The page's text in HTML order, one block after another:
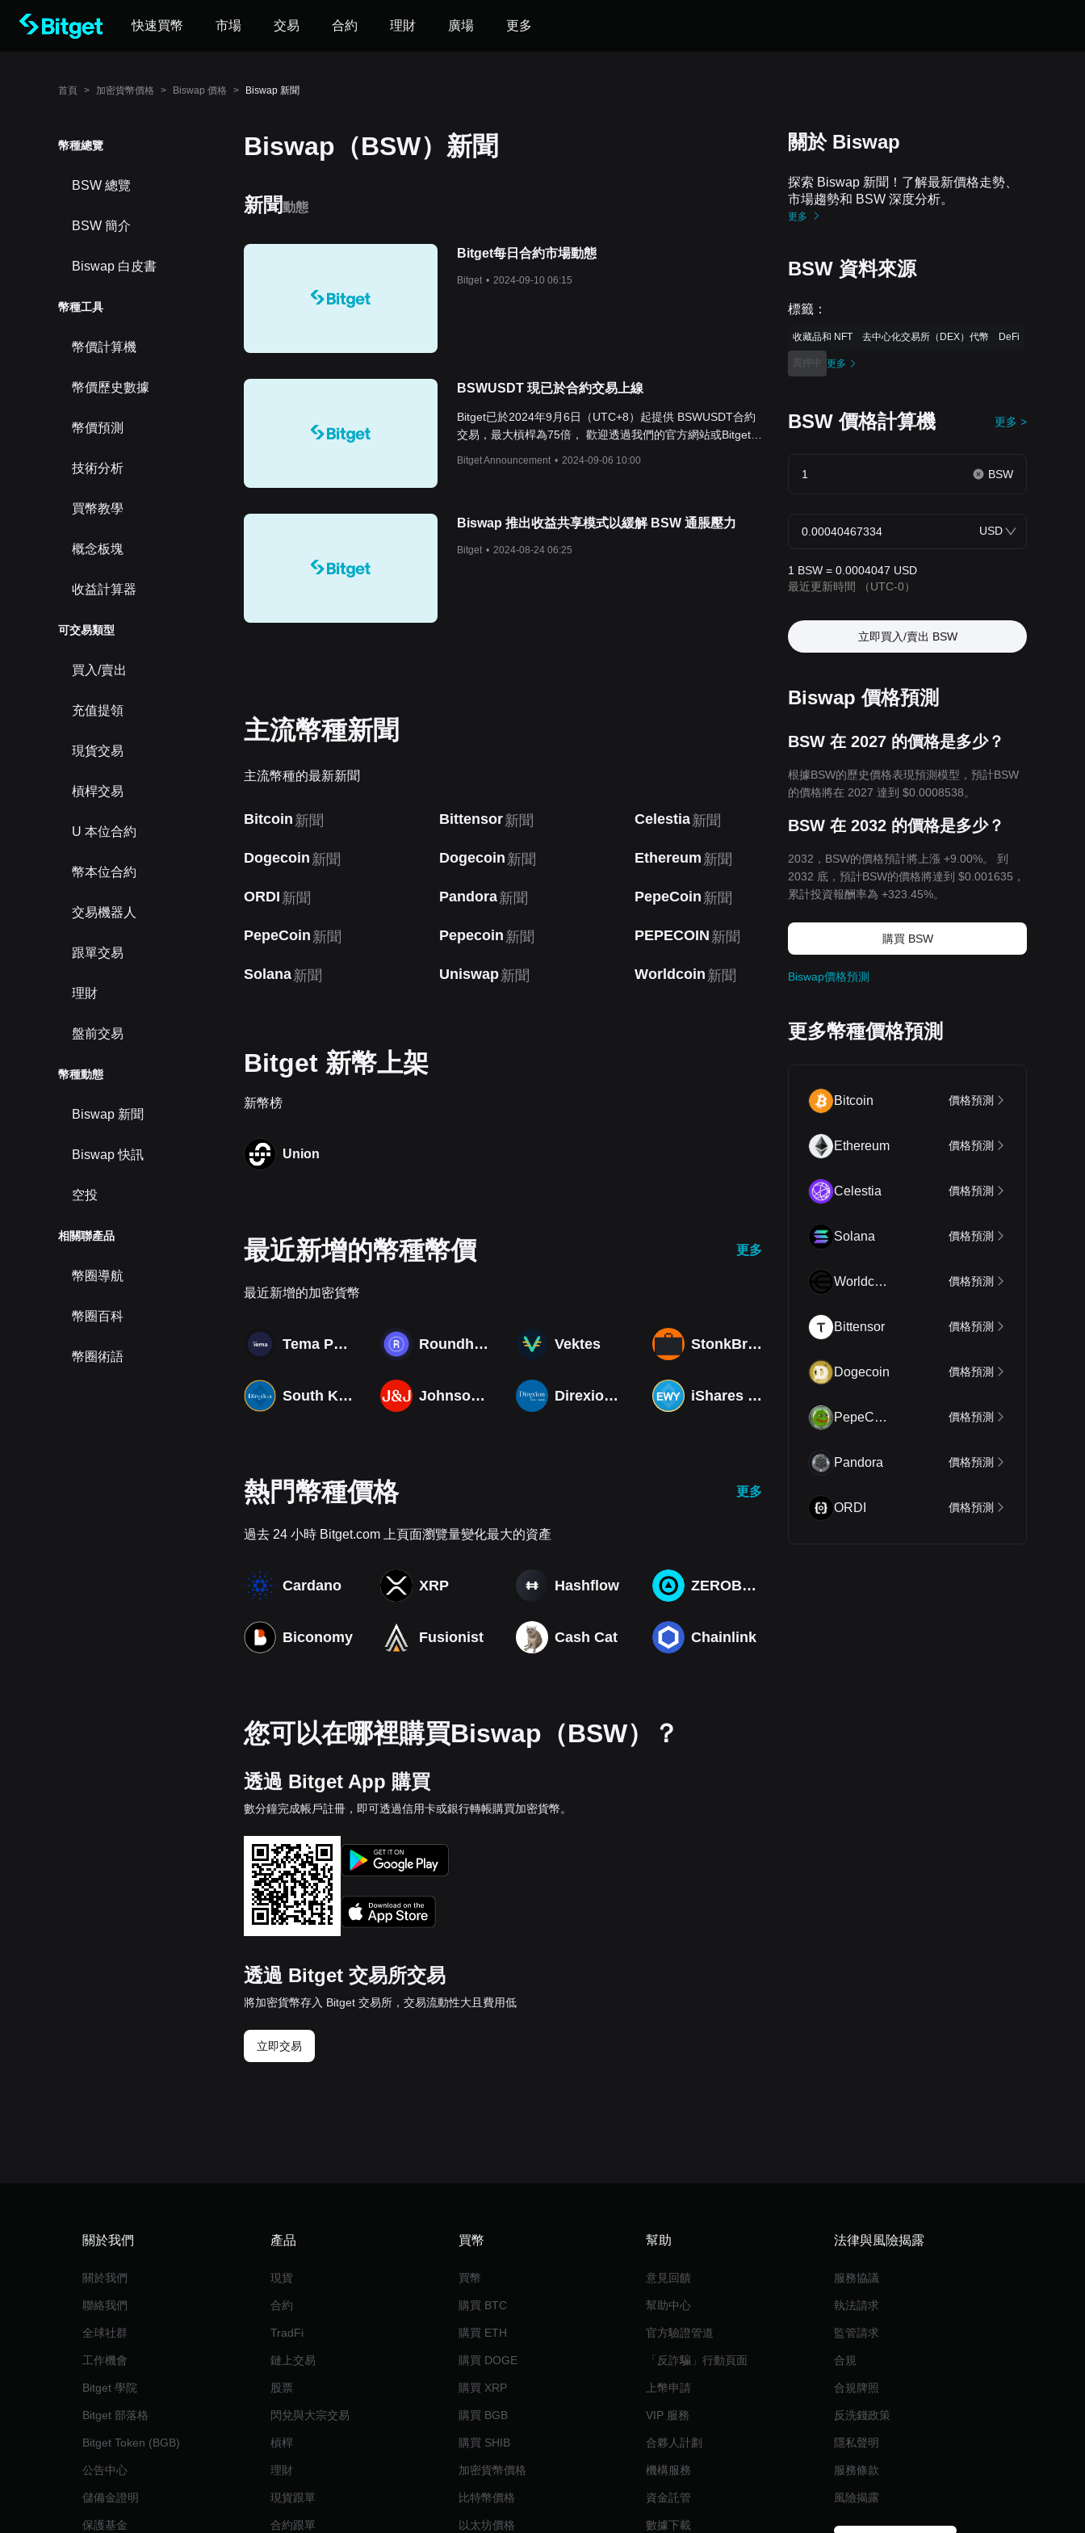
快速買幣 市場 交易 合約 理財 廣場 更多
首頁 > 加密貨幣價格 > Biswap 價格 > Biswap 新聞
幣種總覽
BSW 總覽
BSW 簡介
Biswap 白皮書
幣種工具
幣價計算機
幣價歷史數據
幣價預測
技術分析
買幣教學
概念板塊
收益計算器
可交易類型
買入/賣出
充值提領
現貨交易
槓桿交易
U 本位合約
幣本位合約
交易機器人
跟單交易
理財
盤前交易
幣種動態
Biswap 新聞
Biswap 快訊
空投
相關聯產品
幣圈導航
幣圈百科
幣圈術語
Biswap（BSW）新聞
新聞動態
Bitget每日合約市場動態
Bitget • 2024-09-10 06:15
BSWUSDT 現已於合約交易上線
Bitget已於2024年9月6日（UTC+8）起提供 BSWUSDT合約
交易，最大槓桿為75倍， 歡迎透過我們的官方網站或Bitget
況，Bitget 可能會調整包含最小變動價格、最高槓桿倍數、維
本位合約、幣本位合約和 USDC 合約。 合
Bitget Announcement • 2024-09-06 10:00
Biswap 推出收益共享模式以緩解 BSW 通脹壓力
Bitget • 2024-08-24 06:25
主流幣種新聞
主流幣種的最新新聞
Bitcoin 新聞 Bittensor新聞 Celestia新聞
Dogecoin 新聞 Dogecoin 新聞 Ethereum 新聞
ORDI 新聞 Pandora新聞 PepeCoin 新聞
PepeCoin 新聞 Pepecoin 新聞 PEPECOIN 新聞
Solana新聞 Uniswap新聞 Worldcoin 新聞
Bitget 新幣上架
新幣榜
Union
最近新增的幣種幣價 更多
最近新增的加密貨幣
Tema Photonics & Optical ETF Roundhill Photonics & Optics ETF Vektes StonkBroker
South Korea Bull 3X ETF Tokenized bStocks Johnson & Johnson (Derivatives) Direxion Daily MSCI South Korea Bull 3X ETF (Derivatives) iShares MSCI South Korea ETF Tokenized bStocks
熱門幣種價格 更多
過去 24 小時 Bitget.com 上頁面瀏覽量變化最大的資產
Cardano XRP Hashflow ZEROBASE
Biconomy Fusionist Cash Cat Chainlink
您可以在哪裡購買Biswap（BSW）？
透過 Bitget App 購買
數分鐘完成帳戶註冊，即可透過信用卡或銀行轉帳購買加密貨幣。
透過 Bitget 交易所交易
將加密貨幣存入 Bitget 交易所，交易流動性大且費用低
立即交易
關於 Biswap
探索 Biswap 新聞！了解最新價格走勢、
市場趨勢和 BSW 深度分析。
更多
BSW 資料來源
標籤 ：
收藏品和 NFT 去中心化交易所（DEX）代幣 DeFi
質押中 更多
BSW 價格計算機 更多 >
BSW
USD
1 BSW = 0.0004047 USD
最近更新時間
（UTC-0）
立即買入/賣出 BSW
Biswap 價格預測
BSW 在 2027 的價格是多少？
根據BSW的歷史價格表現預測模型，預計BSW
的價格將在 2027 達到 $0.0008538。
BSW 在 2032 的價格是多少？
2032，BSW的價格預計將上漲 +9.00%。 到
2032 底，預計BSW的價格將達到 $0.001635 ，
累計投資報酬率為 +323.45%。
購買 BSW
Biswap價格預測
更多幣種價格預測
Bitcoin 價格預測
Ethereum 價格預測
Celestia 價格預測
Solana 價格預測
Worldcoin 價格預測
Bittensor 價格預測
Dogecoin 價格預測
PepeCoin 價格預測
Pandora 價格預測
ORDI 價格預測
關於我們
關於我們
聯絡我們
全球社群
工作機會
Bitget 學院
Bitget 部落格
Bitget Token (BGB)
公告中心
儲備金證明
保護基金
產品
現貨
合約
TradFi
鏈上交易
股票
閃兌與大宗交易
槓桿
理財
現貨跟單
合約跟單
買幣
買幣
購買 BTC
購買 ETH
購買 DOGE
購買 XRP
購買 BGB
購買 SHIB
加密貨幣價格
比特幣價格
以太坊價格
幫助
意見回饋
幫助中心
官方驗證管道
「反詐騙」行動頁面
上幣申請
VIP 服務
合夥人計劃
機構服務
資金託管
數據下載
法律與風險揭露
服務協議
執法請求
監管請求
合規
合規牌照
反洗錢政策
隱私聲明
服務條款
風險揭露